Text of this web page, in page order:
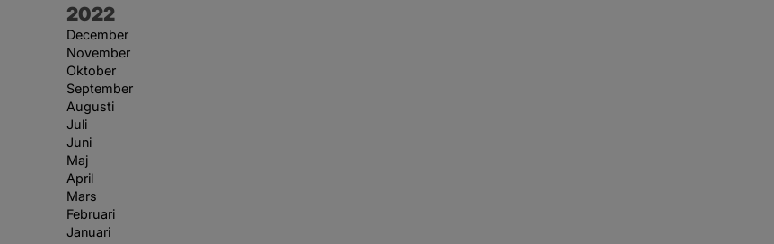
År:
2022
December
November
Oktober
September
Augusti
Juli
Juni
Maj
April
Mars
Februari
Januari